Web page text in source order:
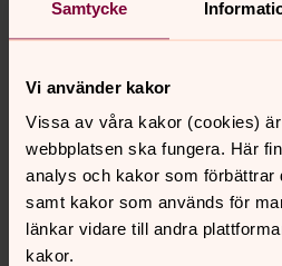
Samtycke
Vi använder kakor
Vissa av våra kakor (cookies)
webbplatsen ska fungera. Här
analys och kakor som förbättrar
samt kakor som används för
länkar vidare till andra
kakor.
Bild 1 av 6Foto: Anders Nilsson